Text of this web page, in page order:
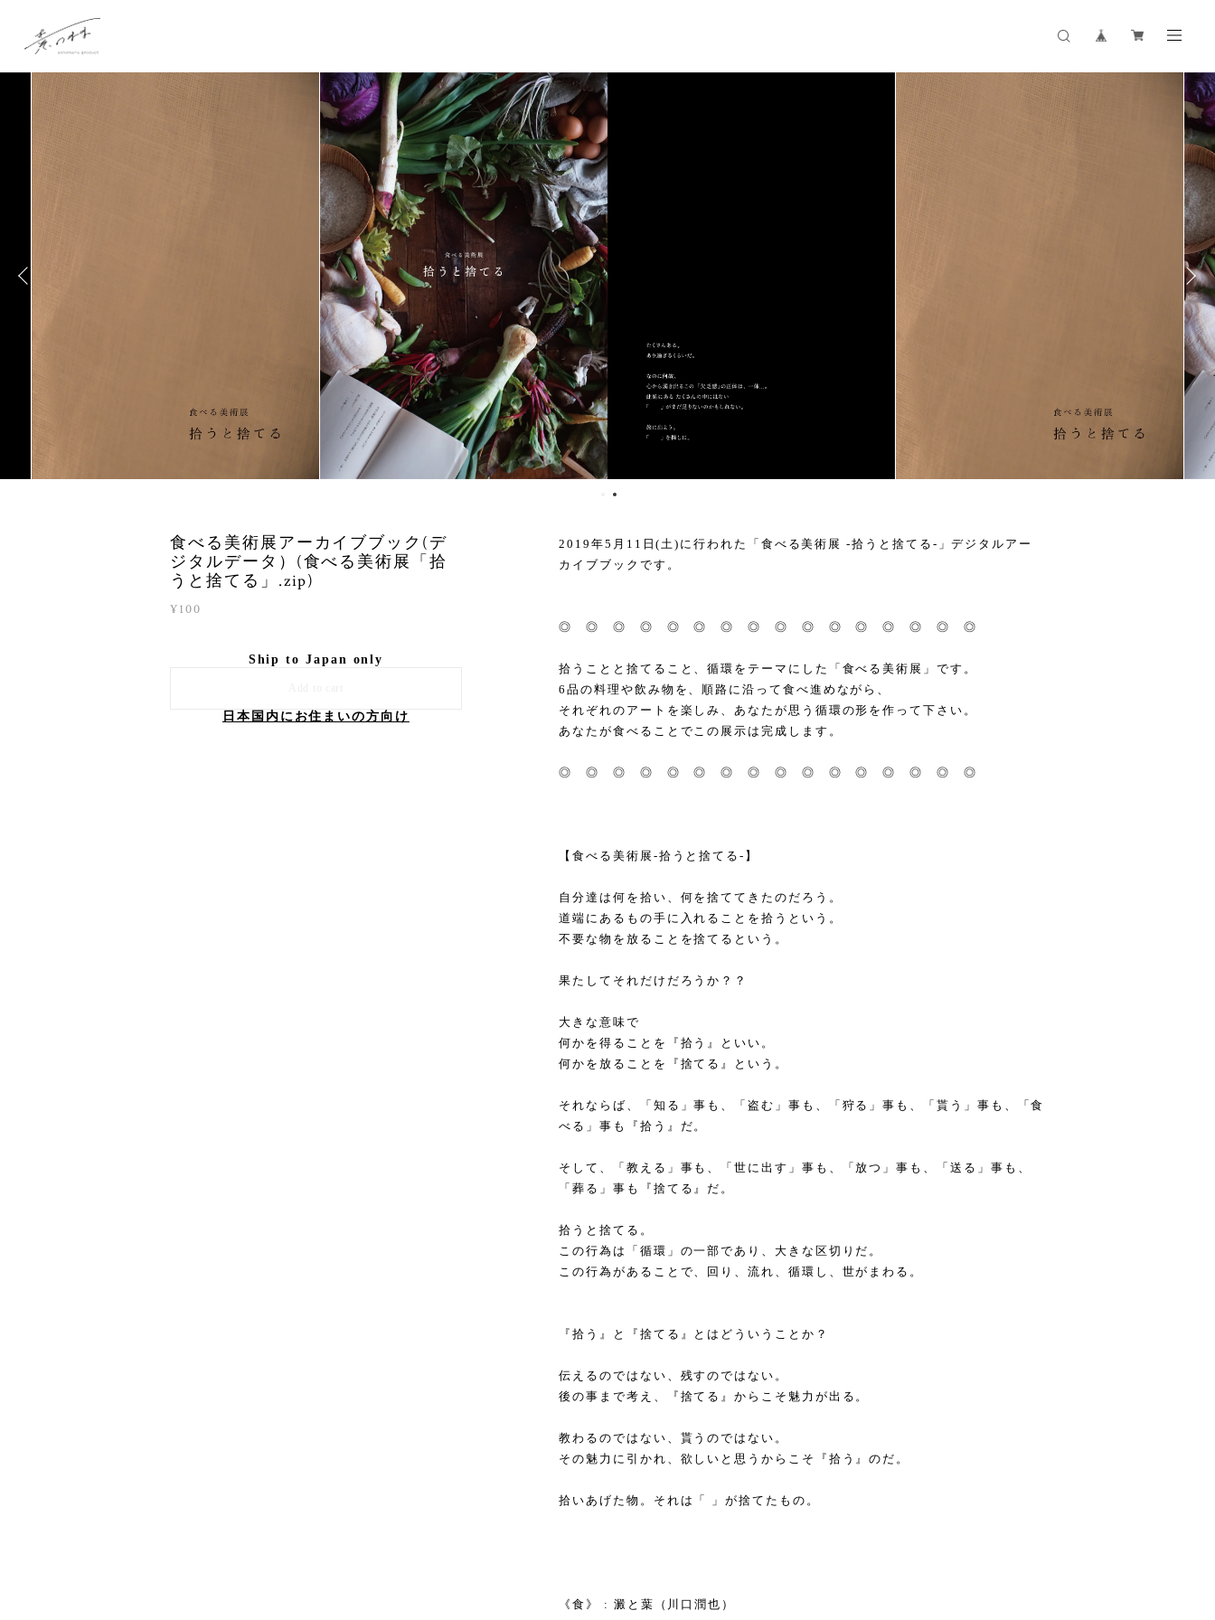
食べる美術展アーカイブブック(デ
ジタルデータ）(食べる美術展「拾
うと捨てる」.zip)
¥100
Ship to Japan only
日本国内にお住まいの方向け
2019年5月11日(土)に行われた「食べる美術展 -拾うと捨てる-」デジタルアー
カイブブックです。
◎ ◎ ◎ ◎ ◎ ◎ ◎ ◎ ◎ ◎ ◎ ◎ ◎ ◎ ◎ ◎
拾うことと捨てること、循環をテーマにした「食べる美術展」です。
6品の料理や飲み物を、順路に沿って食べ進めながら、
それぞれのアートを楽しみ、あなたが思う循環の形を作って下さい。
あなたが食べることでこの展示は完成します。
◎ ◎ ◎ ◎ ◎ ◎ ◎ ◎ ◎ ◎ ◎ ◎ ◎ ◎ ◎ ◎
【食べる美術展-拾うと捨てる-】
自分達は何を拾い、何を捨ててきたのだろう。
道端にあるもの手に入れることを拾うという。
不要な物を放ることを捨てるという。
果たしてそれだけだろうか？？
大きな意味で
何かを得ることを『拾う』といい。
何かを放ることを『捨てる』という。
それならば、「知る」事も、「盗む」事も、「狩る」事も、「貰う」事も、「食
べる」事も『拾う』だ。
そして、「教える」事も、「世に出す」事も、「放つ」事も、「送る」事も、
「葬る」事も『捨てる』だ。
拾うと捨てる。
この行為は「循環」の一部であり、大きな区切りだ。
この行為があることで、回り、流れ、循環し、世がまわる。
『拾う』と『捨てる』とはどういうことか？
伝えるのではない、残すのではない。
後の事まで考え、『捨てる』からこそ魅力が出る。
教わるのではない、貰うのではない。
その魅力に引かれ、欲しいと思うからこそ『拾う』のだ。
拾いあげた物。それは「 」が捨てたもの。
《食》 : 澱と葉（川口潤也）